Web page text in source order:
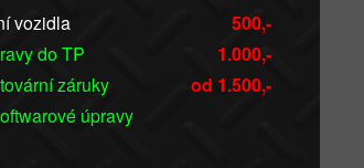
vozidla
500,-
do TP
1.000,-
záruky
od 1.500,-
úpravy